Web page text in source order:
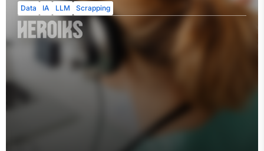
Data IA LLM Scrapping